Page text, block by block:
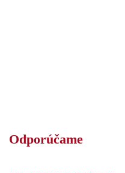
Odporúčame